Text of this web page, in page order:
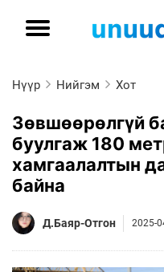
Нүүр Нийгэм Хот
Зөвшөөрөлгүй
буулгаж 180
хамгаалалтын
байна
Д.Баяр-Отгон 2025-